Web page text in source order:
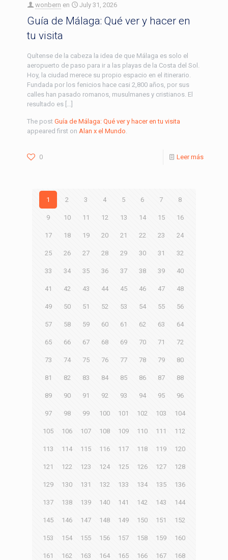
wonbern en July 31, 2026
Guía de Málaga: Qué ver y hacer en
tu visita
Quítense de la cabeza la idea de que Málaga es solo el
aeropuerto de paso para ir a las playas de la Costa del Sol.
Hoy, la ciudad merece su propio espacio en el itinerario.
Fundada por los fenicios hace casi 2,800 años, por sus
calles han pasado romanos, musulmanes y cristianos. El
resultado es […]
The post Guía de Málaga: Qué ver y hacer en tu visita
appeared first on Alan x el Mundo
0 Leer más
1 2 3 4 5 6 7 8
9 10 11 12 13 14 15 16
17 18 19 20 21 22 23 24
25 26 27 28 29 30 31 32
33 34 35 36 37 38 39 40
41 42 43 44 45 46 47 48
49 50 51 52 53 54 55 56
57 58 59 60 61 62 63 64
65 66 67 68 69 70 71 72
73 74 75 76 77 78 79 80
81 82 83 84 85 86 87 88
89 90 91 92 93 94 95 96
97 98 99 100 101 102 103 104
105 106 107 108 109 110 111 112
113 114 115 116 117 118 119 120
121 122 123 124 125 126 127 128
129 130 131 132 133 134 135 136
137 138 139 140 141 142 143 144
145 146 147 148 149 150 151 152
153 154 155 156 157 158 159 160
161 162 163 164 165 166 167 168